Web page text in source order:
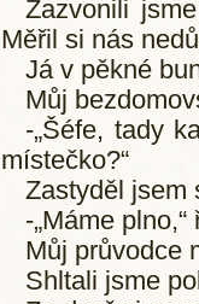
Zazvonili
Měřil si nás
Já v pěkné
Můj
-„Šéfe, tady
místečko?“
Zastyděl jsem
-„Máme
Můj průvodce
Shltali jsme